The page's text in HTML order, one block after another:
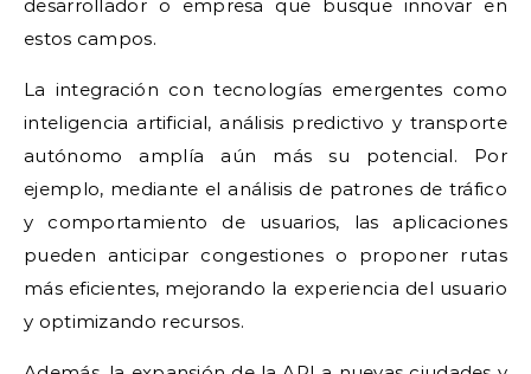
desarrollador o empresa que busque innovar en
estos campos.
La integración con tecnologías emergentes como
inteligencia artificial, análisis predictivo y transporte
autónomo amplía aún más su potencial. Por
ejemplo, mediante el análisis de patrones de tráfico
y comportamiento de usuarios, las aplicaciones
pueden anticipar congestiones o proponer rutas
más eficientes, mejorando la experiencia del usuario
y optimizando recursos.